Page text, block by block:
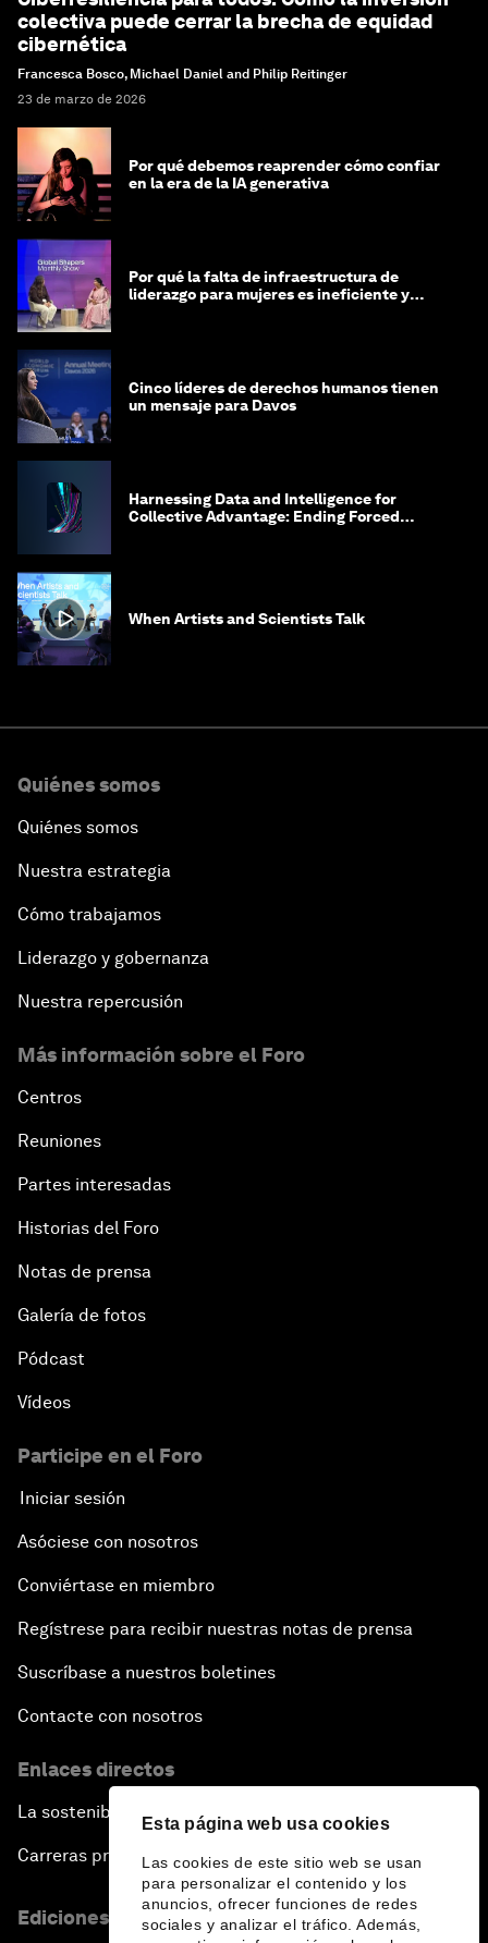
Esta página web usa cookies
Las cookies de este sitio web se usan
para personalizar el contenido y los
anuncios, ofrecer funciones de redes
sociales y analizar el tráfico. Además,
colectiva puede cerrar la brecha de equidad
cibernética
Francesca Bosco, Michael Daniel and Philip Reitinger
23 de marzo de 2026
Por qué debemos reaprender cómo confiar
en la era de la IA generativa
Por qué la falta de infraestructura de
liderazgo para mujeres es ineficiente y
Cinco líderes de derechos humanos tienen
un mensaje para Davos
Harnessing Data and Intelligence for
Collective Advantage: Ending Forced
When Artists and Scientists Talk
Quiénes somos
Quiénes somos
Nuestra estrategia
Cómo trabajamos
Liderazgo y gobernanza
Nuestra repercusión
Más información sobre el Foro
Centros
Reuniones
Partes interesadas
Historias del Foro
Notas de prensa
Galería de fotos
Pódcast
Vídeos
Participe en el Foro
Iniciar sesión
Asóciese con nosotros
Conviértase en miembro
Regístrese para recibir nuestras notas de prensa
Suscríbase a nuestros boletines
Contacte con nosotros
Enlaces directos
La sostenibilidad en el Foro
Carreras profesionales
Ediciones en otros idiomas